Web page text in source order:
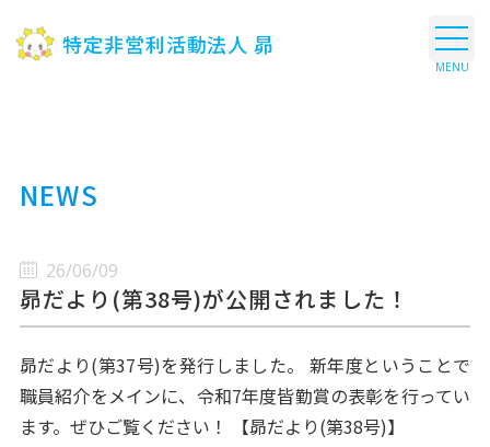
特定非営利活動法人 昴
NEWS
26/06/09
昴だより(第38号)が公開されました！
昴だより(第37号)を発行しました。 新年度ということで
職員紹介をメインに、令和7年度皆勤賞の表彰を行ってい
ます。ぜひご覧ください！ 【昴だより(第38号)】